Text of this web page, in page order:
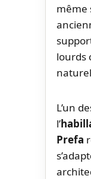
même
lourds
L’un
l’
Prefa